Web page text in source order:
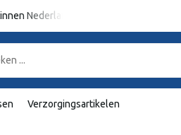
Nederland en België
Verzorgingsartikelen